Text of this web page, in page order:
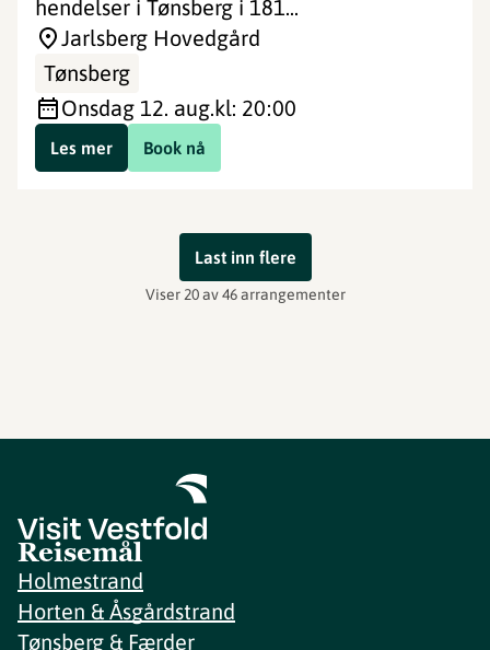
hendelser i Tønsberg i 181...
Jarlsberg Hovedgård
Tønsberg
onsdag 12. aug.kl: 20:00
Book nå
Les mer
Last inn flere
Viser 20 av 46 arrangementer
Reisemål
Holmestrand
Horten & Åsgårdstrand
Tønsberg & Færder